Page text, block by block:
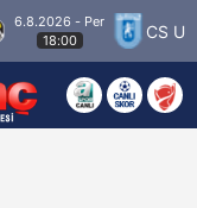
- Per
18:00
CS